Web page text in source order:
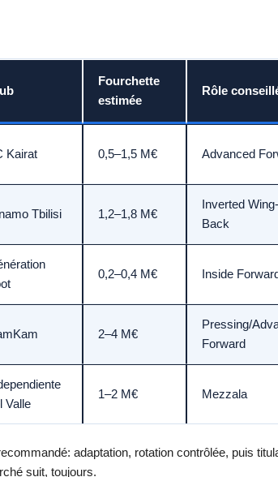
Fourchette
estimée
Rôle
Kairat 0,5–1,5 M€ Advanced
Tbilisi 1,2–1,8 M€
Inverted Wing-
Back
0,2–0,4 M€ Inside
2–4 M€
Pressing/
Forward
Valle
1–2 M€ Mezzala
adaptation, rotation contrôlée, puis
suit, toujours.